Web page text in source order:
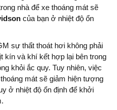
nhà để xe thoáng mát sẽ
của bạn ở nhiệt độ ổn
sự thất thoát hơi không phải
kín và khí kết hợp lại bên trong
khỏi ắc quy. Tuy nhiên, việc
mát sẽ giảm hiện tượng
ở nhiệt độ ổn định để khởi